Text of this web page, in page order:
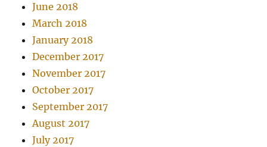
June 2018
March 2018
January 2018
December 2017
November 2017
October 2017
September 2017
August 2017
July 2017